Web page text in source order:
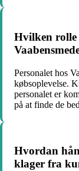
Hvilken rolle
Personalet hos
købsoplevelse.
personalet er
på at finde de
Hvordan
klager fra